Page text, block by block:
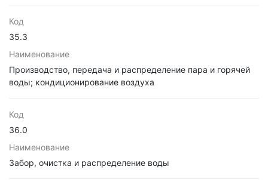
Код
35.3
Наименование
Производство, передача и распределение пара и горячей
воды; кондиционирование воздуха
Код
36.0
Наименование
Забор, очистка и распределение воды